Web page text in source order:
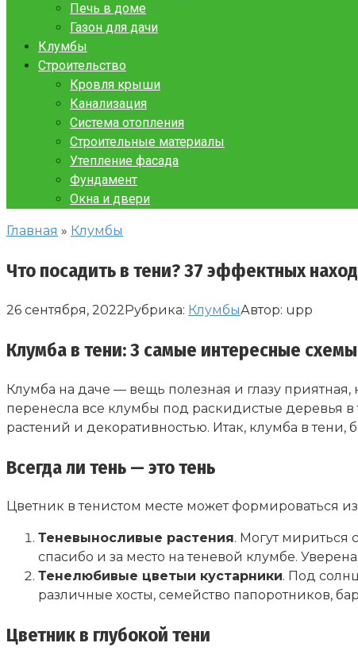
Печь в доме
Газон для дачи
Клумбы
Строительство
Кровля крыши
Канализация
Система отопления
Строительные материалы
Утепление фасада
Фундамент
Окна и двери
Главная » Клумбы
Что посадить в тени? 37 эффектных
26 сентября, 2022Рубрика: КлумбыАвтор: upp
Клумба в тени: 3 самые интересные
Клумба на даче — вещь полезная и глазу приятная,
перенесла все клумбы под раскидистые деревья
растений и декоративностью. Итак, клумба в тени,
Всегда ли тень — это тень
Цветник в тенистом месте может формироваться
Теневыносливые растения. Могут мириться
спасибо и за место на теневой клумбе.
Тенелюбивые цветыи кустарники. Под
различные хосты, семейство папоротников,
Цветник в глубокой тени